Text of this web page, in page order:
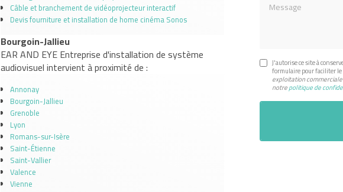
Câble et branchement de vidéoprojecteur interactif
Devis fourniture et installation de home cinéma Sonos
Bourgoin-Jallieu
EAR AND EYE Entreprise d'installation de système
audiovisuel intervient à proximité de :
Annonay
Bourgoin-Jallieu
Grenoble
Lyon
Romans-sur-Isère
Saint-Étienne
Saint-Vallier
Valence
Vienne
Message
J'autorise ce site à
formulaire pour faciliter
exploitation
notrepolitique de